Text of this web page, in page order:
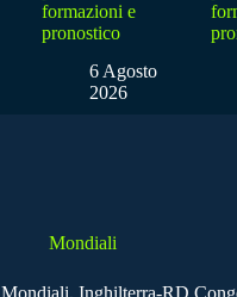
formazioni e
pronostico
6 Agosto
2026
Mondiali
Mondiali, Inghilterra-RD